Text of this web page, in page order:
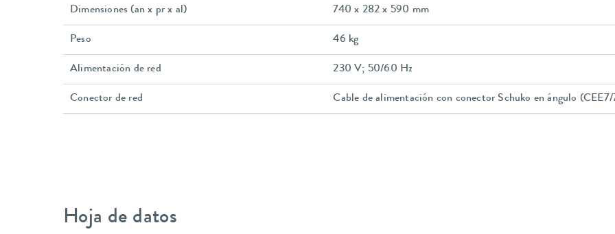
Dimensiones (an x pr x al) 740 x 282 x 590 mm
Peso 46 kg
Alimentación de red 230 V; 50/60 Hz
Conector de red Cable de alimentación con conector Schuko en ángulo (CEE7/
Hoja de datos